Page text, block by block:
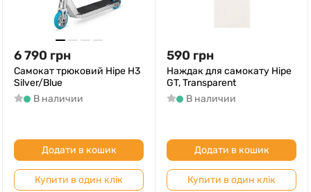
6 790 грн
Самокат трюковий Hipe H3
Silver/Blue
В наличии
Додати в кошик
Купити в один клік
590 грн
Наждак для самокату Hipe
GT, Transparent
В наличии
Додати в кошик
Купити в один клік